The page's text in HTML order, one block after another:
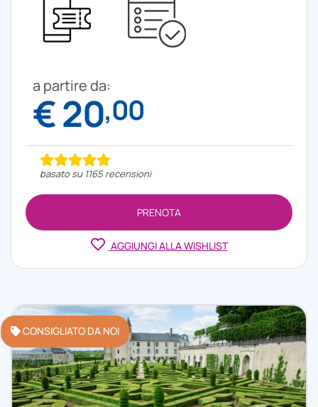
a partire da:
€ 20,00
basato su 1165 recensioni
PRENOTA
AGGIUNGI ALLA WISHLIST
CONSIGLIATO DA NOI